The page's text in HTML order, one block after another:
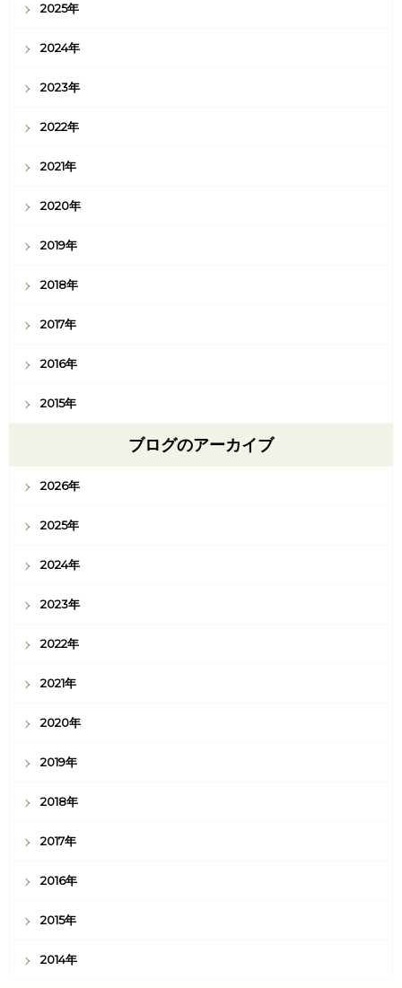
2025年
2024年
2023年
2022年
2021年
2020年
2019年
2018年
2017年
2016年
2015年
ブログのアーカイブ
2026年
2025年
2024年
2023年
2022年
2021年
2020年
2019年
2018年
2017年
2016年
2015年
2014年